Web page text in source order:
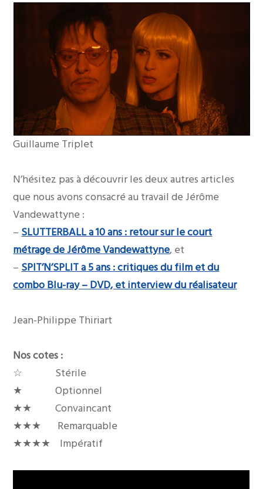
Guillaume Triplet
N’hésitez pas à découvrir les deux autres articles
que nous avons consacré au travail de Jérôme
Vandewattyne :
–SLUTTERBALL a 10 ans : retour sur le court
métrage de Jérôme Vandewattyne, et
–SPIT’N’SPLIT a 5 ans : critiques du film et du
combo Blu-ray – DVD, et interview du réalisateur
Jean-Philippe Thiriart
Nos cotes :
☆ Stérile
★ Optionnel
★★ Convaincant
★★★ Remarquable
★★★★ Impératif